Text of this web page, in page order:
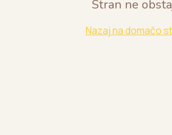
Stran ne
Nazaj na domačo